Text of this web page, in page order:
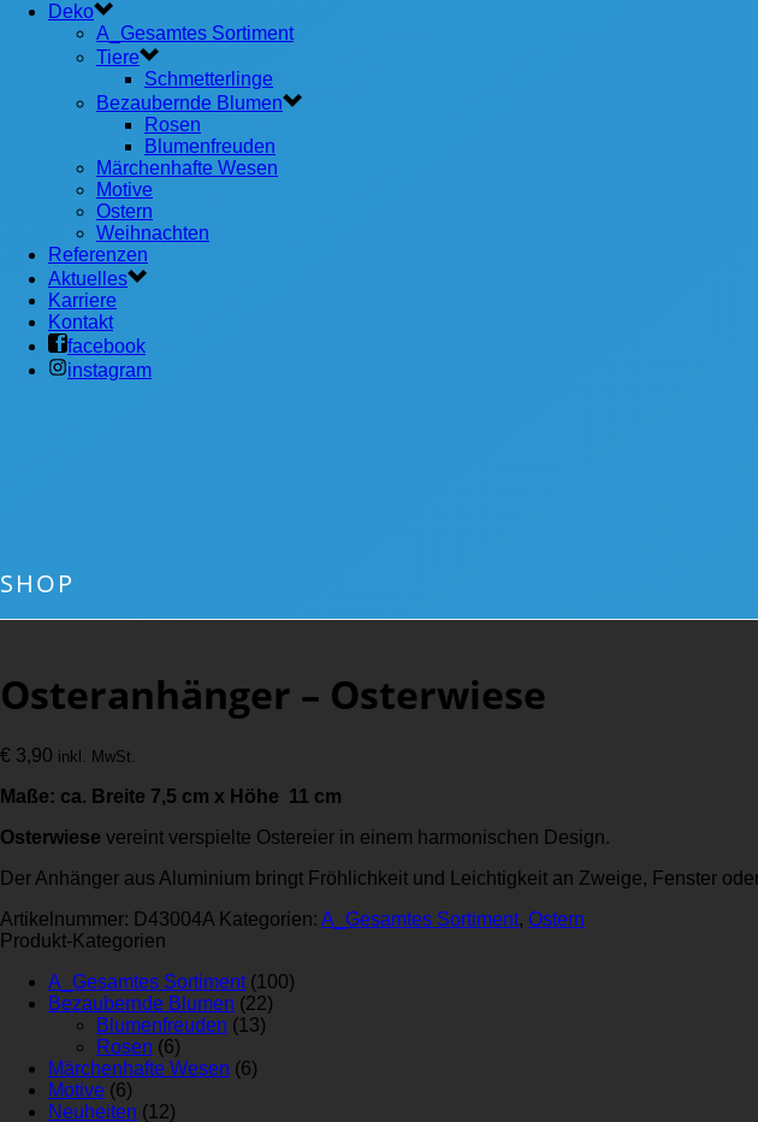
Deko
A_Gesamtes Sortiment
Tiere
Schmetterlinge
Bezaubernde Blumen
Rosen
Blumenfreuden
Märchenhafte Wesen
Motive
Ostern
Weihnachten
Referenzen
Aktuelles
Karriere
Kontakt
facebook
instagram
SHOP
Osteranhänger – Osterwiese
€ 3,90 inkl. MwSt.
Maße: ca. Breite 7,5 cm x Höhe 11 cm
Osterwiese vereint verspielte Ostereier in einem harmonischen Design.
Der Anhänger aus Aluminium bringt Fröhlichkeit und Leichtigkeit an Zweige, Fenster
Artikelnummer: D43004A Kategorien: A_Gesamtes Sortiment, Ostern
Produkt-Kategorien
A_Gesamtes Sortiment (100)
Bezaubernde Blumen (22)
Blumenfreuden (13)
Rosen (6)
Märchenhafte Wesen (6)
Motive (6)
Neuheiten (12)